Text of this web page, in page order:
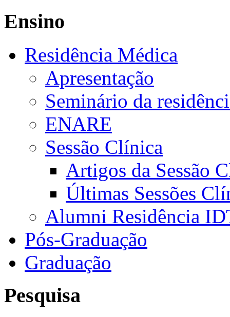
Ensino
Residência Médica
Apresentação
Seminário da
ENARE
Sessão Clínica
Artigos da Sessão
Últimas Sessões
Alumni Residência
Pós-Graduação
Graduação
Pesquisa